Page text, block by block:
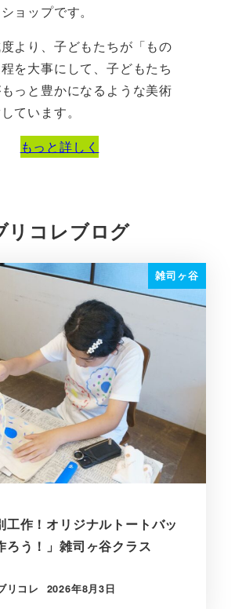
ョップです。
より、子どもたちが「もの
を大事にして、子どもたち
っと豊かになるような美術
ています。
もっと詳しく
リコレブログ
雑司ヶ谷
工作！オリジナルトートバッ
ろう！」雑司ヶ谷クラス
リコレ
投稿日
2026年8月3日